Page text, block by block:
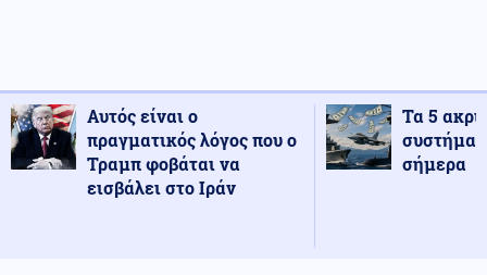
Αυτός είναι ο
πραγματικός λόγος που ο
Τραμπ φοβάται να
εισβάλει στο Ιράν
Τα 5
σήμερα